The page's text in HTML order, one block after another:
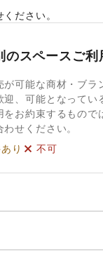
ださい。
のスペースご利
可能な商材・ブラ
、可能となってい
をお約束するもので
せください。
り 不可
ション